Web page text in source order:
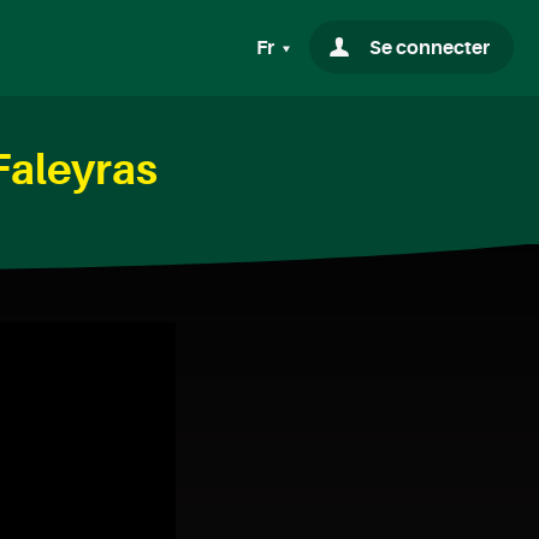
Fr Se connecter